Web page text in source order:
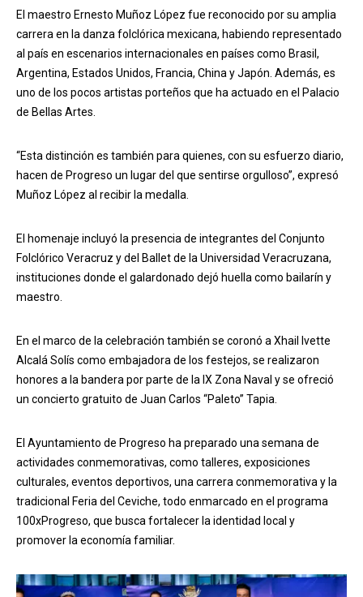
El maestro Ernesto Muñoz López fue reconocido por su amplia
carrera en la danza folclórica mexicana, habiendo representado
al país en escenarios internacionales en países como Brasil,
Argentina, Estados Unidos, Francia, China y Japón. Además, es
uno de los pocos artistas porteños que ha actuado en el Palacio
de Bellas Artes.
“Esta distinción es también para quienes, con su esfuerzo diario,
hacen de Progreso un lugar del que sentirse orgulloso”, expresó
Muñoz López al recibir la medalla.
El homenaje incluyó la presencia de integrantes del Conjunto
Folclórico Veracruz y del Ballet de la Universidad Veracruzana,
instituciones donde el galardonado dejó huella como bailarín y
maestro.
En el marco de la celebración también se coronó a Xhail Ivette
Alcalá Solís como embajadora de los festejos, se realizaron
honores a la bandera por parte de la IX Zona Naval y se ofreció
un concierto gratuito de Juan Carlos “Paleto” Tapia.
El Ayuntamiento de Progreso ha preparado una semana de
actividades conmemorativas, como talleres, exposiciones
culturales, eventos deportivos, una carrera conmemorativa y la
tradicional Feria del Ceviche, todo enmarcado en el programa
100xProgreso, que busca fortalecer la identidad local y
promover la economía familiar.